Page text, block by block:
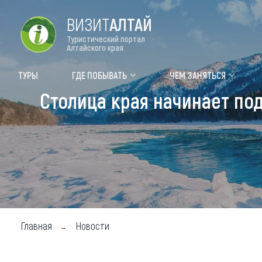
Форум VISIT ALTAI
Туры Где
Топ
ВИЗИТАЛТАЙ
Туристический портал
Алтайского края
ТУРЫ ГДЕ ПОБЫВАТЬ ЧЕМ ЗАНЯТЬСЯ
Столица края начинает
Главная Новости